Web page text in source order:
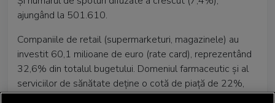
ajungând la 501.610.
Companiile de retail (supermarketuri, magazinele) au
investit 60,1 milioane de euro (rate card), reprezentând
32,6% din totalul bugetului. Domeniul farmaceutic și al
serviciilor de sănătate deține o cotă de piață de 22%,